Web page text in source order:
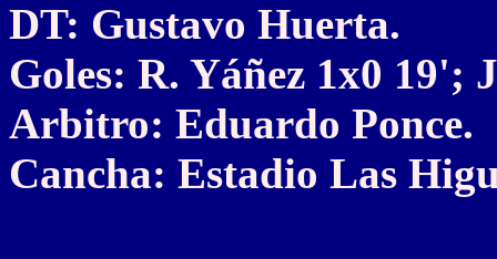
DT: Gustavo Huerta.
Goles: R. Yáñez 1x0 19';
Arbitro: Eduardo Ponce.
Cancha: Estadio Las